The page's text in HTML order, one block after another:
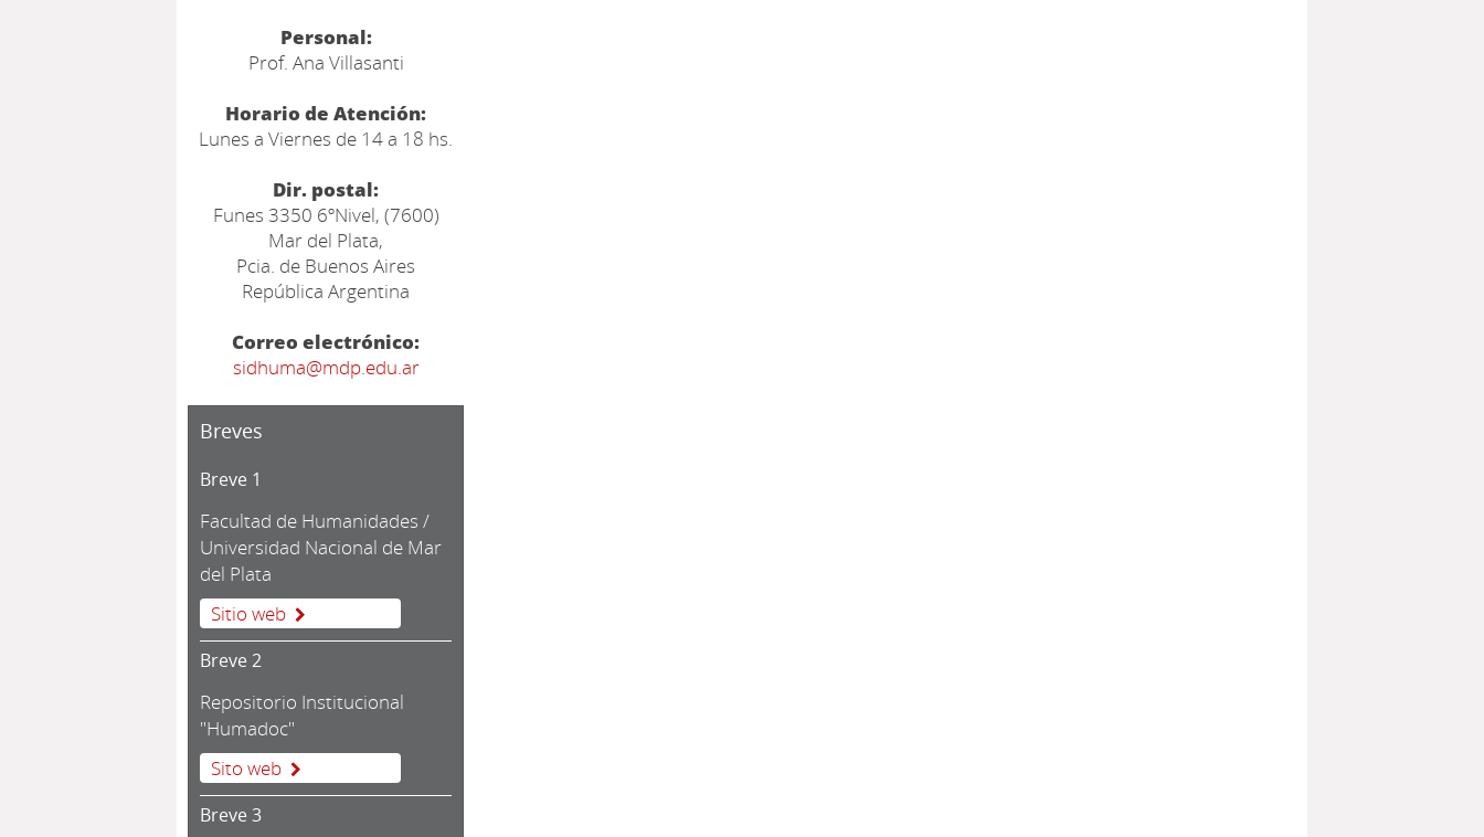
Personal:
Prof. Ana Villasanti
Horario de Atención:
Lunes a Viernes de 14 a 18 hs.
Dir. postal:
Funes 3350 6ºNivel, (7600)
Mar del Plata,
Pcia. de Buenos Aires
República Argentina
Correo electrónico:
sidhuma@mdp.edu.ar
Breves
Breve 1
Facultad de Humanidades /
Universidad Nacional de Mar
del Plata
Sitio web
Breve 2
Repositorio Institucional
"Humadoc"
Sito web
Breve 3